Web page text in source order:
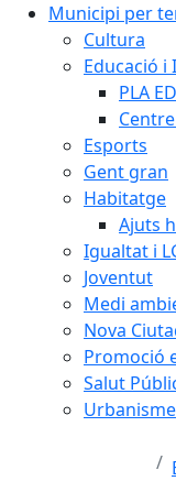
Municipi per
Cultura
Educació i
PLA
Esports
Gent gran
Habitatge
Ajuts
Igualtat i
Joventut
Medi
Nova
Promoció
Salut
Urbanisme